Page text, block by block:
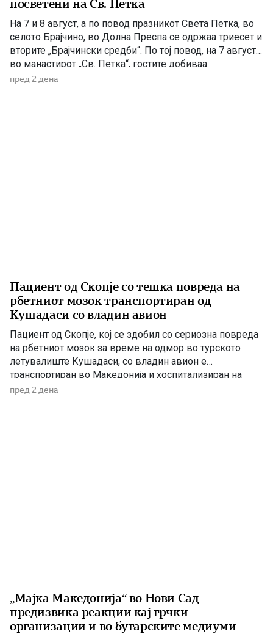
посветени на Св. Петка
На 7 и 8 август, а по повод празникот Света Петка, во
селото Брајчино, во Долна Преспа се одржаа триесет и
вторите „Брајчински средби“. По тој повод, на 7 август,
во манастирот „Св. Петка“, гостите добиваа
манастирско гравче, а на 08 август ја прославија
забавуваше групата „Фонтара“ […]
пред 2 дена
Пациент од Скопје со тешка повреда на
рбетниот мозок транспортиран од
Кушадаси со владин авион
Пациент од Скопје, кој се здобил со сериозна повреда
на рбетниот мозок за време на одмор во турското
летувалиште Кушадаси, со владин авион е
транспортиран во Македонија и хоспитализиран на
Универзитетската клиника за трауматологија,
интензивно лекување (ТОАРИЛУЦ). Информацијата ја
пред 2 дена
„Мајка Македонија“ во Нови Сад
предизвика реакции кај грчки
организации и во бугарските медиуми